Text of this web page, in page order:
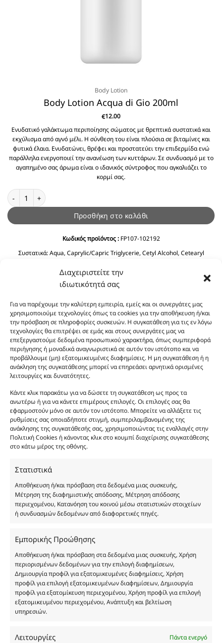
Διαχειριστείτε την
ιδιωτικότητά σας
Για να παρέχουμε την καλύτερη εμπειρία, εμείς και οι συνεργάτες μας
χρησιμοποιούμε τεχνολογίες όπως τα cookies για την αποθήκευση ή/και
την πρόσβαση σε πληροφορίες συσκευών. Η συγκατάθεση για τις εν λόγω
τεχνολογίες θα επιτρέψει σε εμάς και στους συνεργάτες μας να
επεξεργαστούμε δεδομένα προσωπικού χαρακτήρα, όπως συμπεριφορά
περιήγησης ή μοναδικά αναγνωριστικά σε αυτόν τον ιστότοπο και να
προβάλλουμε (μη) εξατομικευμένες διαφημίσεις. Η μη συγκατάθεση ή η
ανάκληση της συγκατάθεσης μπορεί να επηρεάσει αρνητικά ορισμένες
λειτουργίες και δυνατότητες.
Κάντε κλικ παρακάτω για να δώσετε τη συγκατάθεση ως προς τα
ανωτέρω ή για να κάνετε επιμέρους επιλογές. Οι επιλογές σας θα
εφαρμοστούν μόνο σε αυτόν τον ιστότοπο. Μπορείτε να αλλάξετε τις
ρυθμίσεις σας οποιαδήποτε στιγμή, συμπεριλαμβανομένης της
ανάκλησης της συγκατάθεσής σας, χρησιμοποιώντας τις εναλλαγές στην
Πολιτική Cookies ή κάνοντας κλικ στο κουμπί διαχείρισης συγκατάθεσης
στο κάτω μέρος της οθόνης.
Στατιστικά
Αποθήκευση ή/και πρόσβαση στα δεδομένα μιας συσκευής,
Μέτρηση της διαφημιστικής απόδοσης, Μέτρηση απόδοσης
περιεχομένου, Κατανόηση του κοινού μέσω στατιστικών στοιχείων
ή συνδυασμών δεδομένων από διαφορετικές πηγές.
Εμπορικής Προώθησης
Αποθήκευση ή/και πρόσβαση στα δεδομένα μιας συσκευής, Χρήση
περιορισμένων δεδομένων για την επιλογή διαφημίσεων,
Δημιουργία προφίλ για εξατομικευμένες διαφημίσεις, Χρήση
προφίλ για επιλογή εξατομικευμένων διαφημίσεων, Δημιουργία
προφίλ για εξατομίκευση περιεχομένου, Χρήση προφίλ για επιλογή
εξατομικευμένου περιεχομένου, Ανάπτυξη και βελτίωση
υπηρεσιών.
Λειτουργίες
Πάντα ενεργό
Body Lotion
Body Lotion Acqua di Gio 200ml
€12.00
Ενυδατικό γαλάκτωμα περιποίησης σώματος με θρεπτικά συστατικά και
εκχύλισμα από αγνό μέλι. Η σύνθεση του είναι πλούσια σε βιταμίνες και
φυτικά έλαια. Ενυδατώνει, θρέφει και προστατεύει την επιδερμίδα ενώ
παράλληλα ενεργοποιεί την ανανέωση των κυττάρων. Σε συνδυασμό με το
αγαπημένο σας άρωμα είναι ο ιδανικός σύντροφος που αγκαλιάζει το
κορμί σας.
Body Lotion Acqua di Gio 200ml ποσότητα
Προσθήκη στο καλάθι
Κωδικός προϊόντος :FP107-102192
Συστατικά:Aqua, Caprylic/Capric Triglycerie, Cetyl Alcohol, Cetearyl
Amygdalus Dulcis Oil, Cyclopentasiloxane, Phenoxyethanol, Ceteareth-20,
Olea Europaea Fruit Oil, Dimethicone, Ethylhexyglycerin, Imidazolidinyl
Urea, Polyquaternium-39, Panthenol, BHT, Sodium Benzoate, Citric Acid.
Οι φωτογραφίες των προϊόντων είναι ενδεικτικές
Σκοπός τους είναι η διευκόλυνση της επιλογής σας.
Σε καμία περίπτωση δεν αντιστοιχούν στα
αυθεντικά αρώματα και δεν ανταποκρίνονται στην
πραγματικότητα. Πρόθεση της επιχείρησης μας δεν
είναι η παραπλάνηση και η εξαπάτηση του
καταναλωτή. Όλα μας τα προϊόντα είναι τύπου, σε
χύμα μορφή και είναι εμπνευσμένα από τα
αντίστοιχα αυθεντικά γνωστών οίκων. Οι
ονομασίες, οι εικόνες και τα σήματα των
προϊόντων αποτελούν αναφαίρετη και
κατοχυρωμένη εμπορικά ιδιοκτησία των
Με επιφύλαξη κάθε νόμιμου δικαιώματος.
Eau de parfum
Αγίου Κωνσταντίνου 76
Τηλ. 2314 016010